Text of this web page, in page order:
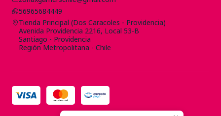
56965684449
Tienda Principal (Dos Caracoles - Providencia)
Avenida Providencia 2216, Local 53-B
Santiago - Providencia
Región Metropolitana - Chile